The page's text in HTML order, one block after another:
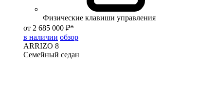
Физические клавиши управления
от 2 685 000 ₽*
в наличии обзор
ARRIZO 8
Семейный седан